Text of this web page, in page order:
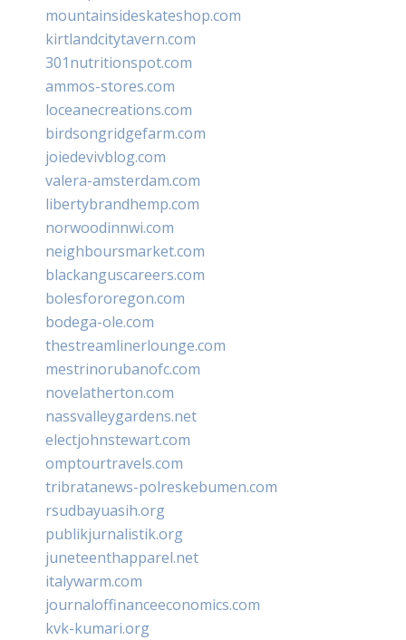
mountainsideskateshop.com
kirtlandcitytavern.com
301nutritionspot.com
ammos-stores.com
loceanecreations.com
birdsongridgefarm.com
joiedevivblog.com
valera-amsterdam.com
libertybrandhemp.com
norwoodinnwi.com
neighboursmarket.com
blackanguscareers.com
bolesfororegon.com
bodega-ole.com
thestreamlinerlounge.com
mestrinorubanofc.com
novelatherton.com
nassvalleygardens.net
electjohnstewart.com
omptourtravels.com
tribratanews-polreskebumen.com
rsudbayuasih.org
publikjurnalistik.org
juneteenthapparel.net
italywarm.com
journaloffinanceeconomics.com
kvk-kumari.org